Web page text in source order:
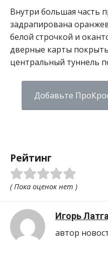
Внутри большая часть
задрапирована
белой строчкой и
дверные карты
центральный туннель
Добавьте
Рейтинг
( Пока оценок нет )
Игорь
автор